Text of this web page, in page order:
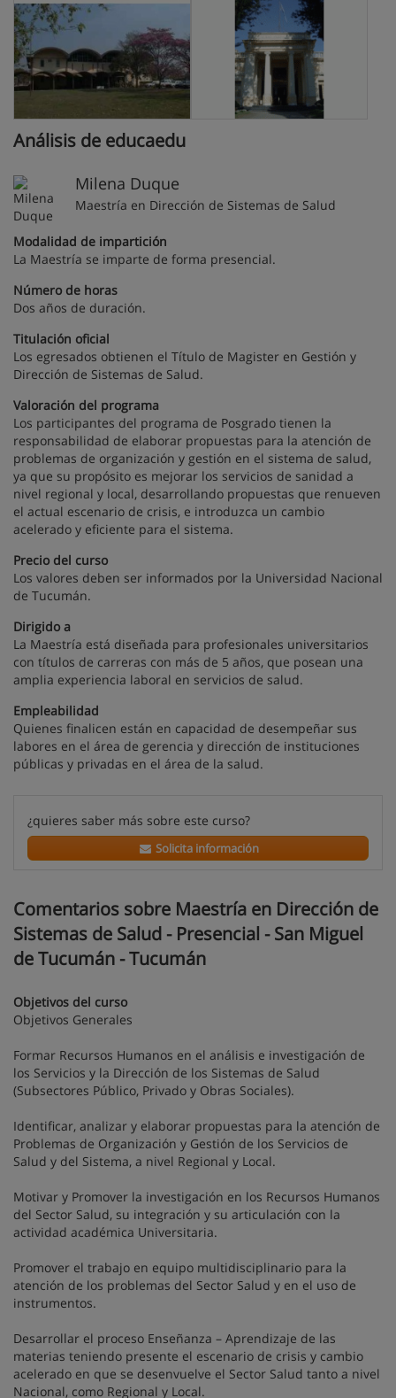
Análisis de educaedu
Milena Duque
Maestría en Dirección de Sistemas de Salud
Modalidad de impartición
La Maestría se imparte de forma presencial.
Número de horas
Dos años de duración.
Titulación oficial
Los egresados obtienen el Título de Magister en Gestión y
Dirección de Sistemas de Salud.
Valoración del programa
Los participantes del programa de Posgrado tienen la
responsabilidad de elaborar propuestas para la atención de
problemas de organización y gestión en el sistema de salud,
ya que su propósito es mejorar los servicios de sanidad a
nivel regional y local, desarrollando propuestas que renueven
el actual escenario de crisis, e introduzca un cambio
acelerado y eficiente para el sistema.
Precio del curso
Los valores deben ser informados por la Universidad Nacional
de Tucumán.
Dirigido a
La Maestría está diseñada para profesionales universitarios
con títulos de carreras con más de 5 años, que posean una
amplia experiencia laboral en servicios de salud.
Empleabilidad
Quienes finalicen están en capacidad de desempeñar sus
labores en el área de gerencia y dirección de instituciones
públicas y privadas en el área de la salud.
¿quieres saber más sobre este curso?
Solicita información
Comentarios sobre Maestría en Dirección de
Sistemas de Salud - Presencial - San Miguel
de Tucumán - Tucumán
Objetivos del curso
Objetivos Generales
Formar Recursos Humanos en el análisis e investigación de
los Servicios y la Dirección de los Sistemas de Salud
(Subsectores Público, Privado y Obras Sociales).
Identificar, analizar y elaborar propuestas para la atención de
Problemas de Organización y Gestión de los Servicios de
Salud y del Sistema, a nivel Regional y Local.
Motivar y Promover la investigación en los Recursos Humanos
del Sector Salud, su integración y su articulación con la
actividad académica Universitaria.
Promover el trabajo en equipo multidisciplinario para la
atención de los problemas del Sector Salud y en el uso de
instrumentos.
Desarrollar el proceso Enseñanza – Aprendizaje de las
materias teniendo presente el escenario de crisis y cambio
acelerado en que se desenvuelve el Sector Salud tanto a nivel
Nacional, como Regional y Local.